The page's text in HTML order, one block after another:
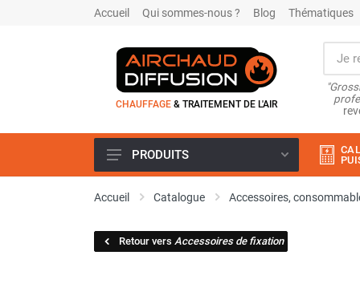
Accueil Qui sommes-nous ? Blog Thématiques
CHAUFFAGE & TRAITEMENT DE L'AIR
Climatiseur
Climatiseur mobile résidentiel et
PRODUITS
Accueil Catalogue Accessoires,
Retour vers Accessoires de fixation